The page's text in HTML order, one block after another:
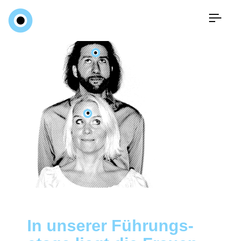
In unserer Führungs­